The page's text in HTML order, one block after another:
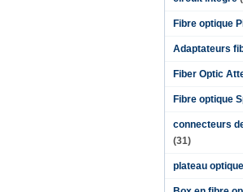
Fibre optique
Adaptateurs
Fiber Optic
Fibre optique
connecteurs
(31)
plateau